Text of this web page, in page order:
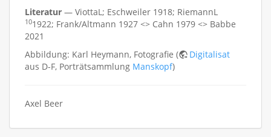
Literatur — ViottaL; Eschweiler 1918; RiemannL
101922; Frank/Altmann 1927 <> Cahn 1979 <> Babbe
2021
Abbildung: Karl Heymann, Fotografie (
Digitalisat
aus D-F, Porträtsammlung Manskopf)
Axel Beer